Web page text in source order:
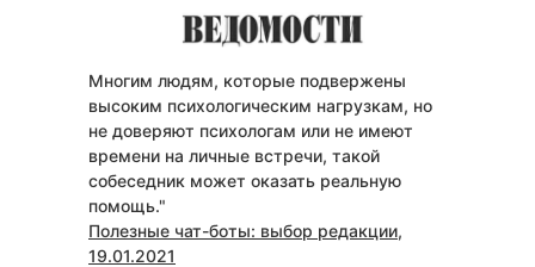
Многим людям, которые подвержены
высоким психологическим нагрузкам, но
не доверяют психологам или не имеют
времени на личные встречи, такой
собеседник может оказать реальную
помощь."
Полезные чат-боты: выбор редакции,
19.01.2021